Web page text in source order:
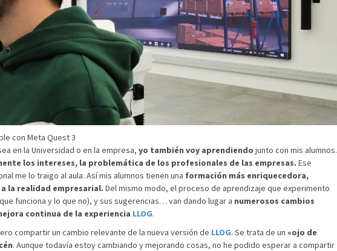
con Meta Quest 3
en la Universidad o en la empresa, yo también voy aprendiendo junto con mis alumnos.
los intereses, la problemática de los profesionales de las empresas. Ese
me lo traigo al aula. Así mis alumnos tienen una formación más enriquecedora,
la realidad empresarial. Del mismo modo, el proceso de aprendizaje que experimento
funciona y lo que no), y sus sugerencias… van dando lugar a numerosos cambios
continua de la experiencia LLOG.
compartir un cambio relevante de la nueva versión de LLOG. Se trata de un «ojo de
. Aunque todavía estoy cambiando y mejorando cosas, no he podido esperar a compartir